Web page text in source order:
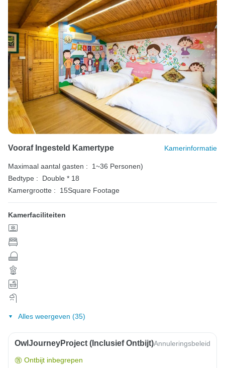
Vooraf Ingesteld Kamertype Kamerinformatie
Maximaal aantal gasten :
1~36 Personen)
Bedtype :
Double * 18
Kamergrootte :
15Square Footage
Kamerfaciliteiten
Alles weergeven (35)
OwlJourneyProject (inclusief Ontbijt)Annuleringsbeleid
Ontbijt inbegrepen